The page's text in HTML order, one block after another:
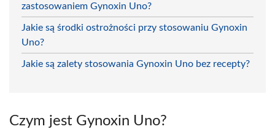
zastosowaniem Gynoxin Uno?
Jakie są środki ostrożności przy stosowaniu Gynoxin
Uno?
Jakie są zalety stosowania Gynoxin Uno bez recepty?
Czym jest Gynoxin Uno?